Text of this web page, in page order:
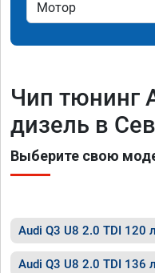
Чип тюнинг
дизель в
Выберите свою
Audi Q3 U8 2.0 TDI 120
Audi Q3 U8 2.0 TDI 136